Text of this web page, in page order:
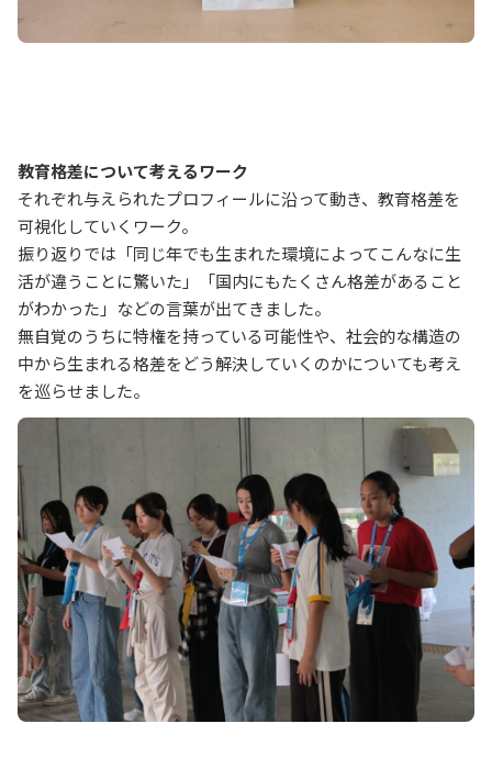
教育格差について考えるワーク
それぞれ与えられたプロフィールに沿って動き、教育格差を
可視化していくワーク。
振り返りでは「同じ年でも生まれた環境によってこんなに生
活が違うことに驚いた」「国内にもたくさん格差があること
がわかった」などの言葉が出てきました。
無自覚のうちに特権を持っている可能性や、社会的な構造の
中から生まれる格差をどう解決していくのかについても考え
を巡らせました。